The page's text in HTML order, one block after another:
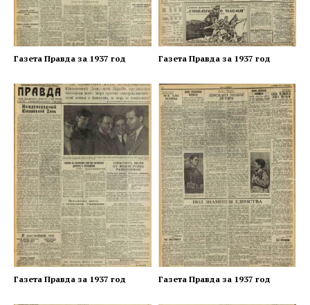
Газета Правда за 1937 год Газета Правда за 1937 год
Газета Правда за 1937 год Газета Правда за 1937 год